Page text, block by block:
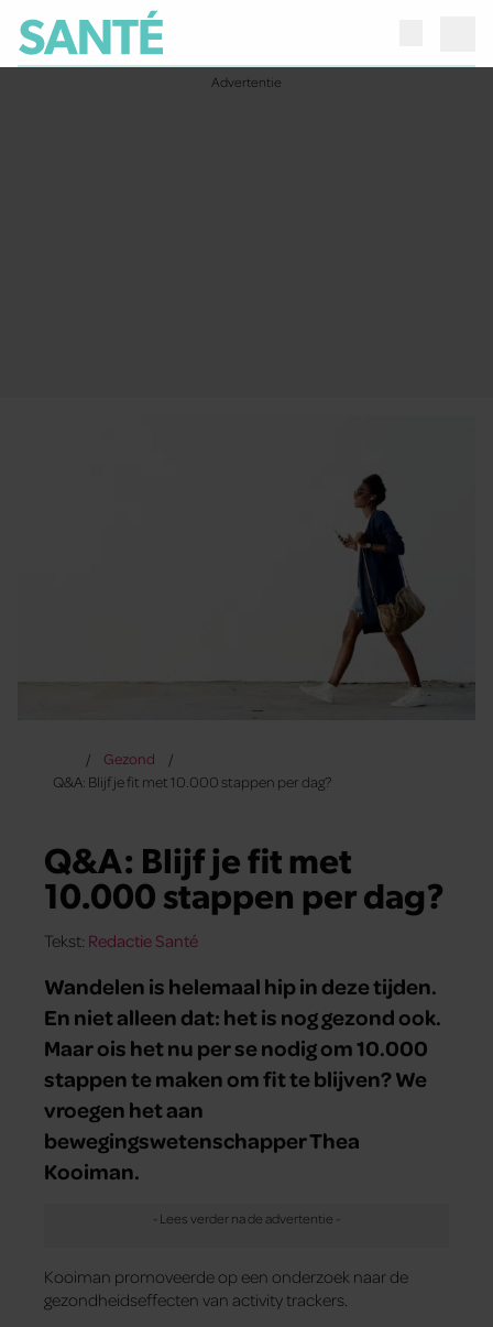
Gezond
Q&A: Blijf je fit met 10.000 stappen per dag?
Q&A: Blijf je fit met
10.000 stappen per dag?
Tekst: Redactie Santé
Wandelen is helemaal hip in deze tijden.
En niet alleen dat: het is nog gezond ook.
Maar ois het nu per se nodig om 10.000
stappen te maken om fit te blijven? We
vroegen het aan
bewegingswetenschapper Thea
Kooiman.
Kooiman promoveerde op een onderzoek naar de
gezondheidseffecten van activity trackers.